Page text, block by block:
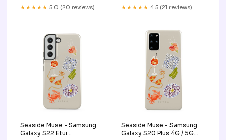
★★★★★ 5.0 (20 reviews) ★★★★★ 4.5 (21 reviews)
Seaside Muse - Samsung
Galaxy S22 Etui
Seaside Muse - Samsung
Galaxy S20 Plus 4G / 5G